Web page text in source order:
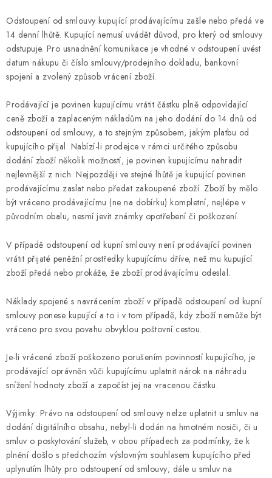
Odstoupení od smlouvy kupující prodávajícímu zašle nebo předá ve
14 denní lhůtě. Kupující nemusí uvádět důvod, pro který od smlouvy
odstupuje. Pro usnadnění komunikace je vhodné v odstoupení uvést
datum nákupu či číslo smlouvy/prodejního dokladu, bankovní
spojení a zvolený způsob vrácení zboží.
Prodávající je povinen kupujícímu vrátit částku plně odpovídající
ceně zboží a zaplaceným nákladům na jeho dodání do 14 dnů od
odstoupení od smlouvy, a to stejným způsobem, jakým platbu od
kupujícího přijal. Nabízí-li prodejce v rámci určitého způsobu
dodání zboží několik možností, je povinen kupujícímu nahradit
nejlevnější z nich. Nejpozději ve stejné lhůtě je kupující povinen
prodávajícímu zaslat nebo předat zakoupené zboží. Zboží by mělo
být vráceno prodávajícímu (ne na dobírku) kompletní, nejlépe v
původním obalu, nesmí jevit známky opotřebení či poškození.
V případě odstoupení od kupní smlouvy není prodávající povinen
vrátit přijaté peněžní prostředky kupujícímu dříve, než mu kupující
zboží předá nebo prokáže, že zboží prodávajícímu odeslal.
Náklady spojené s navrácením zboží v případě odstoupení od kupní
smlouvy ponese kupující a to i v tom případě, kdy zboží nemůže být
vráceno pro svou povahu obvyklou poštovní cestou.
Je-li vrácené zboží poškozeno porušením povinností kupujícího, je
prodávající oprávněn vůči kupujícímu uplatnit nárok na náhradu
snížení hodnoty zboží a započíst jej na vracenou částku.
Výjimky: Právo na odstoupení od smlouvy nelze uplatnit u smluv na
dodání digitálního obsahu, nebyl-li dodán na hmotném nosiči, či u
smluv o poskytování služeb, v obou případech za podmínky, že k
plnění došlo s předchozím výslovným souhlasem kupujícího před
uplynutím lhůty pro odstoupení od smlouvy; dále u smluv na